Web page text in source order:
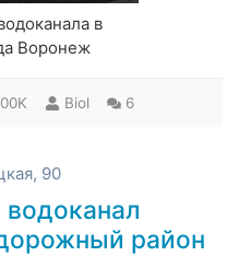
в
Воронеж
Biol 6
90
район